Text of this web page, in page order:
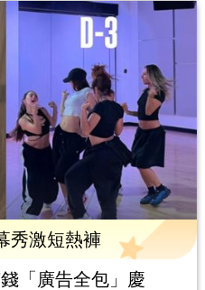
秀激短熱褲
「廣告全包」慶